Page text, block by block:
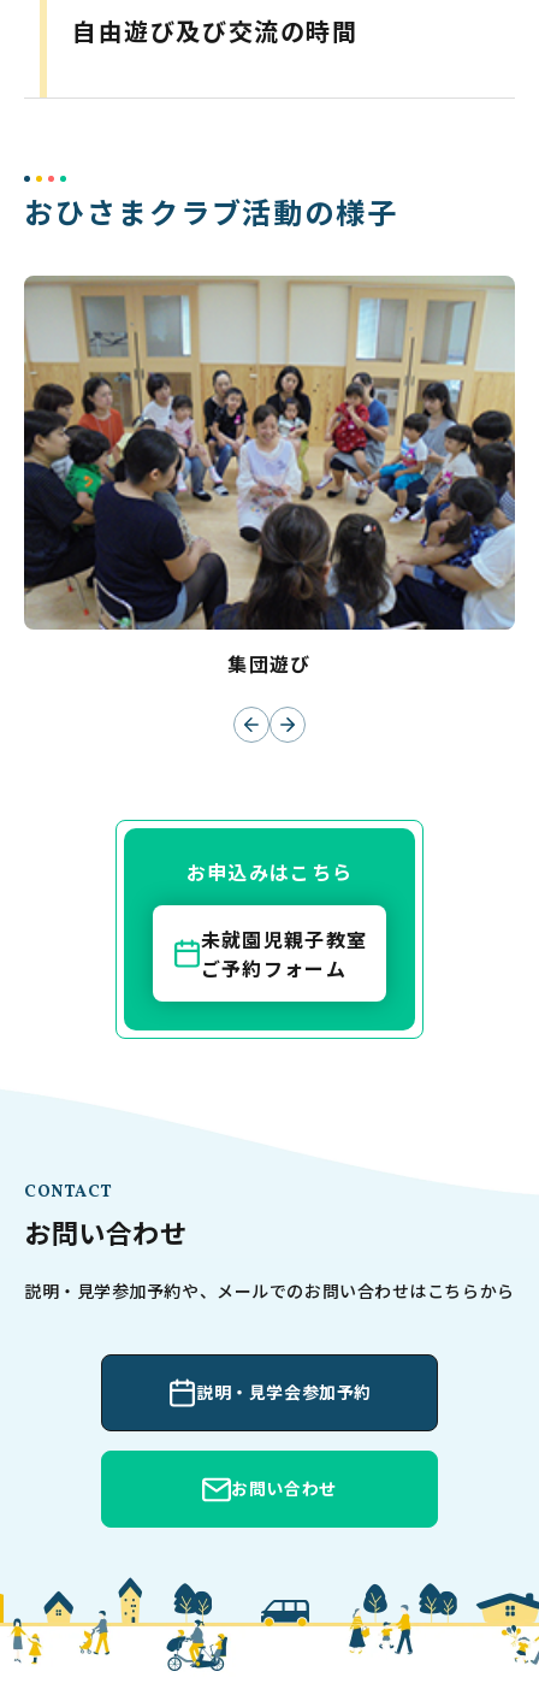
自由遊び及び交流の時間
おひさまクラブ活動の様子
集団遊び
お申込みはこちら
未就園児親子教室
ご予約フォーム
CONTACT
お問い合わせ
説明・見学参加予約や、メールでのお問い合わせはこちらから
説明・見学会参加予約
お問い合わせ